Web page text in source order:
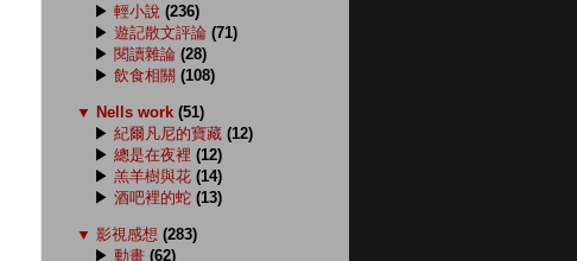
▶ 輕小說 (236)
▶ 遊記散文評論 (71)
▶ 閱讀雜論 (28)
▶ 飲食相關 (108)
▼ Nells work (51)
▶ 紀爾凡尼的寶藏 (12)
▶ 總是在夜裡 (12)
▶ 羔羊樹與花 (14)
▶ 酒吧裡的蛇 (13)
▼ 影視感想 (283)
▶ 動畫 (62)